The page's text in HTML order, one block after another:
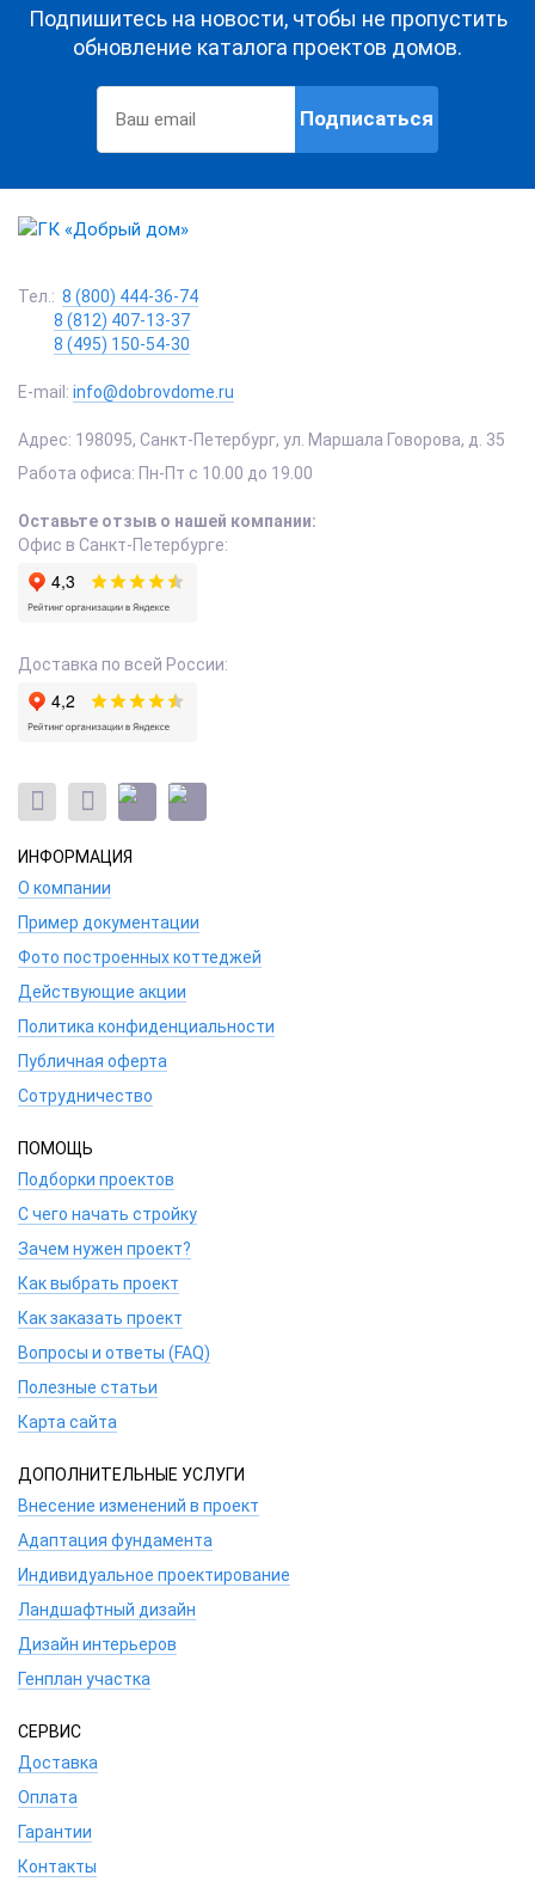
Подпишитесь на новости, чтобы не пропустить
обновление каталога проектов домов.
Подписаться
Тел.: 8 (800) 444-36-74
8 (812) 407-13-37
8 (495) 150-54-30
E-mail: info@dobrovdome.ru
Адрес: 198095, Санкт-Петербург, ул. Маршала Говорова, д. 35
Работа офиса: Пн-Пт с 10.00 до 19.00
Оставьте отзыв о нашей компании:
Офис в Санкт-Петербурге:
Доставка по всей России:
ИНФОРМАЦИЯ
О компании
Пример документации
Фото построенных коттеджей
Действующие акции
Политика конфиденциальности
Публичная оферта
Сотрудничество
ПОМОЩЬ
Подборки проектов
С чего начать стройку
Зачем нужен проект?
Как выбрать проект
Как заказать проект
Вопросы и ответы (FAQ)
Полезные статьи
Карта сайта
ДОПОЛНИТЕЛЬНЫЕ УСЛУГИ
Внесение изменений в проект
Адаптация фундамента
Индивидуальное проектирование
Ландшафтный дизайн
Дизайн интерьеров
Генплан участка
СЕРВИС
Доставка
Оплата
Гарантии
Контакты